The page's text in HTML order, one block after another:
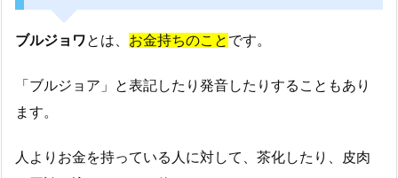
ブルジョワとは、 お金持ちのこと です。
「ブルジョア」と表記したり発音したりすることもあり
ます。
人よりお金を持っている人に対して、茶化したり、皮肉